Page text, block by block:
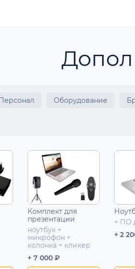
Персонал Оборудование
Комплект для
презентации
ноутбук +
микрофон +
колонка + кликер
+ 7 000 ₽
+ ПО
+ 2